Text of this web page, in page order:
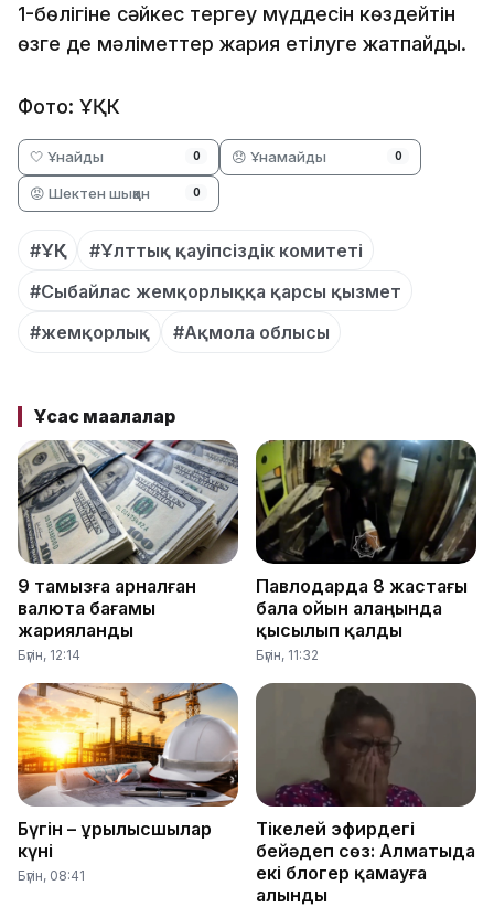
1-бөлігіне сәйкес тергеу мүддесін көздейтін
өзге де мәліметтер жария етілуге жатпайды.
Фото: ҰҚК
🤍 Ұнайды 0 😞 Ұнамайды 0
😡 Шектен шыққан 0
#ҰҚК
#Ұлттық қауіпсіздік комитеті
#Сыбайлас жемқорлыққа қарсы қызмет
#жемқорлық
#Ақмола облысы
Ұқсас мақалалар
9 тамызға арналған
валюта бағамы
жарияланды
Бүгін, 12:14
Павлодарда 8 жастағы
бала ойын алаңында
қысылып қалды
Бүгін, 11:32
Бүгін – Құрылысшылар
күні
Бүгін, 08:41
Тікелей эфирдегі
бейәдеп сөз: Алматыда
екі блогер қамауға
алынды